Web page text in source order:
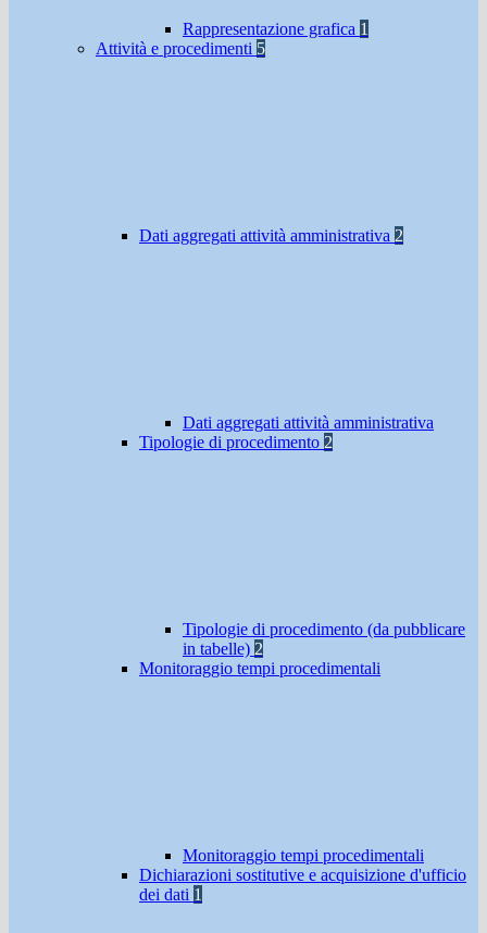
Rappresentazione grafica 1
Attività e procedimenti 5
Dati aggregati attività amministrativa 2
Dati aggregati attività amministrativa
Tipologie di procedimento 2
Tipologie di procedimento (da pubblicare
in tabelle) 2
Monitoraggio tempi procedimentali
Monitoraggio tempi procedimentali
Dichiarazioni sostitutive e acquisizione d'ufficio
dei dati 1